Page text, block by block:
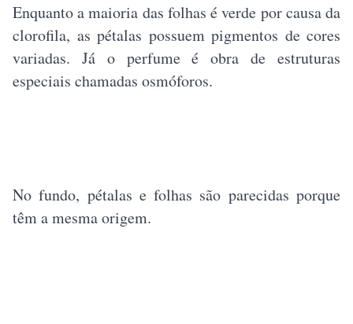
Enquanto a maioria das folhas é verde por causa da
clorofila, as pétalas possuem pigmentos de cores
variadas. Já o perfume é obra de estruturas
especiais chamadas osmóforos.
No fundo, pétalas e folhas são parecidas porque
têm a mesma origem.